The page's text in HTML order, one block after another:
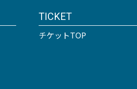
TICKET
チケットTOP